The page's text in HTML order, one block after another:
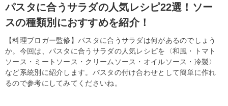
パスタに合うサラダの人気レシピ22選！ソー
スの種類別におすすめを紹介！
【料理ブロガー監修】パスタに合うサラダは何があるのでしょう
か。今回は、パスタに合うサラダの人気レシピを〈和風・トマト
ソース・ミートソース・クリームソース・オイルソース・冷製〉
など系統別に紹介します。パスタの付け合わせとして簡単に作れ
るので参考にしてみてくださいね。